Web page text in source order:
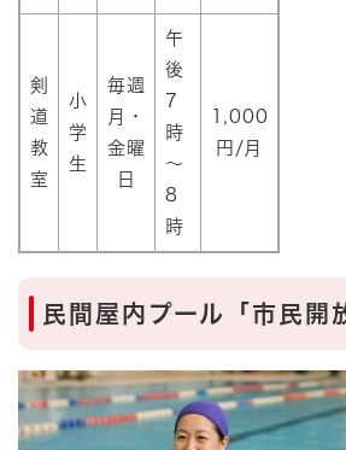
剣
道
教
室
小
学
生
毎週
月・
金曜
日
午
後
7
時
～
8
時
1,000
円/月
民間屋内プール「市民開